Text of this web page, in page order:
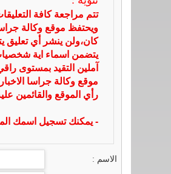
تتم مراجعة كافة
ويحتفظ موقع وكالة
كان،ولن ينشر أي تعليق
يتضمن اسماء اية شخصيات
آملين التقيد بمستوى
موقع وكالة جراسا
رأي الموقع والقائمين
- يمكنك تسجيل اسمك
الاسم :